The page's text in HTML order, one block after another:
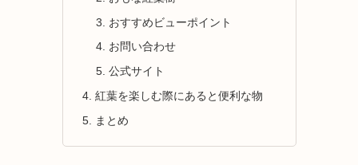
おすすめビューポイント
お問い合わせ
公式サイト
紅葉を楽しむ際にあると便利な物
まとめ